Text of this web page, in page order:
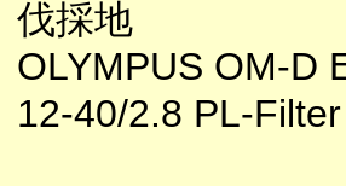
伐採地
OLYMPUS OM-D
12-40/2.8 PL-Filter